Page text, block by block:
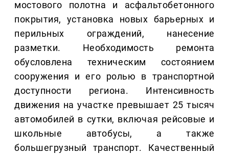
мостового полотна и асфальтобетонного
покрытия, установка новых барьерных и
перильных ограждений, нанесение
разметки. Необходимость ремонта
обусловлена техническим состоянием
сооружения и его ролью в транспортной
доступности региона. Интенсивность
движения на участке превышает 25 тысяч
автомобилей в сутки, включая рейсовые и
школьные автобусы, а также
большегрузный транспорт. Качественный